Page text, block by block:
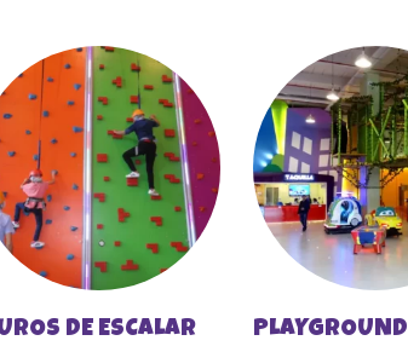
DE ESCALAR PLAYGROUND